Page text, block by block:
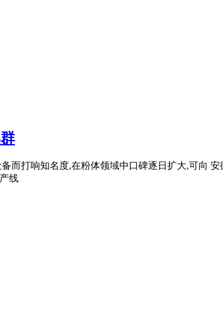
而打响知名度,在粉体领域中口碑逐日扩大,可向
线